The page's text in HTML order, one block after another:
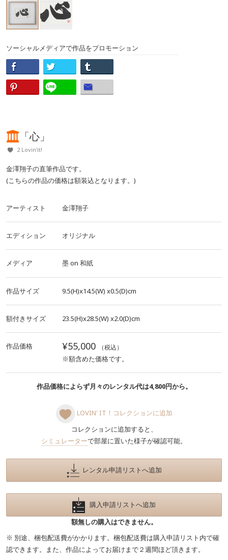
ソーシャルメディアで作品をプロモーション
「心」
2 Lovin'it!
金澤翔子の直筆作品です。
(こちらの作品の価格は額装込となります。)
アーティスト 金澤翔子
エディション オリジナル
メディア 墨on 和紙
作品サイズ 9.5(H)x14.5(W) x0.5(D)cm
額付きサイズ 23.5(H)x28.5(W) x2.0(D)cm
作品価格 ¥55,000 （税込）
※額含めた価格です。
作品価格によらず月々のレンタル代は4,800円から。
LOVIN' IT！コレクションに追加
コレクションに追加すると、
シミュレーターで部屋に置いた様子が確認可能。
レンタル申請リストへ追加
購入申請リストへ追加
額無しの購入はできません。
※ 別途、梱包配送費がかかります。梱包配送費は購入申請リスト内で確
認できます。また、作品によってお届けまで２週間ほど頂きます。